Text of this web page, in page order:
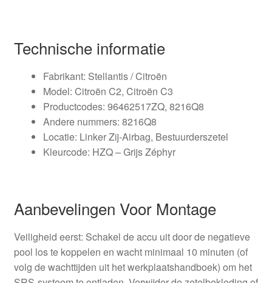
Technische informatie
Fabrikant: Stellantis / Citroën
Model: Citroën C2, Citroën C3
Productcodes: 96462517ZQ, 8216Q8
Andere nummers: 8216Q8
Locatie: Linker Zij-Airbag, Bestuurderszetel
Kleurcode: HZQ – Grijs Zéphyr
Aanbevelingen Voor Montage
Veiligheid eerst: Schakel de accu uit door de negatieve
pool los te koppelen en wacht minimaal 10 minuten (of
volg de wachttijden uit het werkplaatshandboek) om het